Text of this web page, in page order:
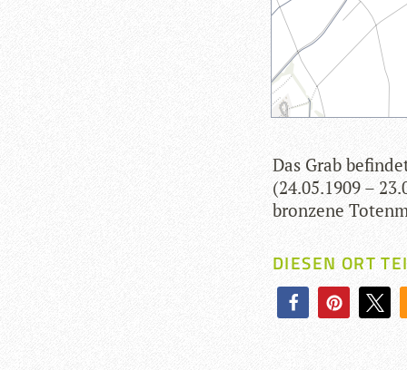
Das Grab
(24.05.1909 –
bron­zene
DIESEN ORT